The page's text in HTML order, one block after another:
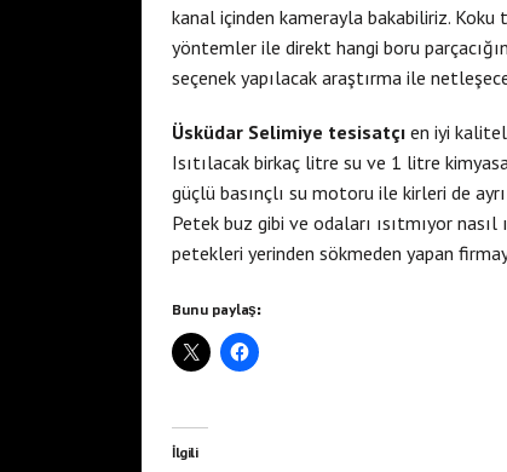
kanal içinden kamerayla bakabiliriz. Koku
yöntemler ile direkt hangi boru
seçenek yapılacak araştırma ile
Üsküdar Selimiye tesisatçı en iyi
Isıtılacak birkaç litre su ve 1 litre
güçlü basınçlı su motoru ile kirleri de
Petek buz gibi ve odaları ısıtmıyor
petekleri yerinden sökmeden yapan
Bunu paylaş:
İlgili